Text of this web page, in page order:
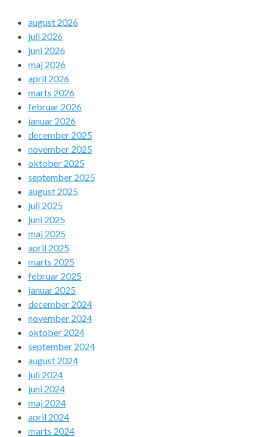
august 2026
juli 2026
juni 2026
maj 2026
april 2026
marts 2026
februar 2026
januar 2026
december 2025
november 2025
oktober 2025
september 2025
august 2025
juli 2025
juni 2025
maj 2025
april 2025
marts 2025
februar 2025
januar 2025
december 2024
november 2024
oktober 2024
september 2024
august 2024
juli 2024
juni 2024
maj 2024
april 2024
marts 2024